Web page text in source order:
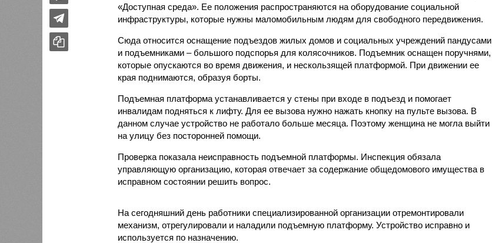
«Доступная среда». Ее положения распространяются на оборудование социальной
инфраструктуры, которые нужны маломобильным людям для свободного передвижения.
Сюда относится оснащение подъездов жилых домов и социальных учреждений пандусами
и подъемниками – большого подспорья для колясочников. Подъемник оснащен поручнями,
которые опускаются во время движения, и нескользящей платформой. При движении ее
края поднимаются, образуя борты.
Подъемная платформа устанавливается у стены при входе в подъезд и помогает
инвалидам подняться к лифту. Для ее вызова нужно нажать кнопку на пульте вызова. В
данном случае устройство не работало больше месяца. Поэтому женщина не могла выйти
на улицу без посторонней помощи.
Проверка показала неисправность подъемной платформы. Инспекция обязала
управляющую организацию, которая отвечает за содержание общедомового имущества в
исправном состоянии решить вопрос.
На сегодняшний день работники специализированной организации отремонтировали
механизм, отрегулировали и наладили подъемную платформу. Устройство исправно и
используется по назначению.